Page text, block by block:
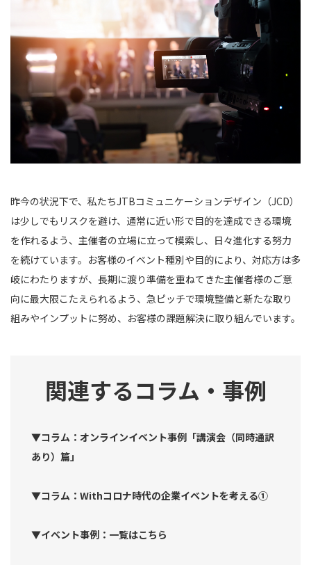
昨今の状況下で、私たちJTBコミュニケーションデザイン（JCD）
は少しでもリスクを避け、通常に近い形で目的を達成できる環境
を作れるよう、主催者の立場に立って模索し、日々進化する努力
を続けています。お客様のイベント種別や目的により、対応方は多
岐にわたりますが、長期に渡り準備を重ねてきた主催者様のご意
向に最大限こたえられるよう、急ピッチで環境整備と新たな取り
組みやインプットに努め、お客様の課題解決に取り組んでいます。
関連するコラム・事例
▼コラム：オンラインイベント事例「講演会（同時通訳
あり）篇」
▼コラム：Withコロナ時代の企業イベントを考える①
▼イベント事例：一覧はこちら